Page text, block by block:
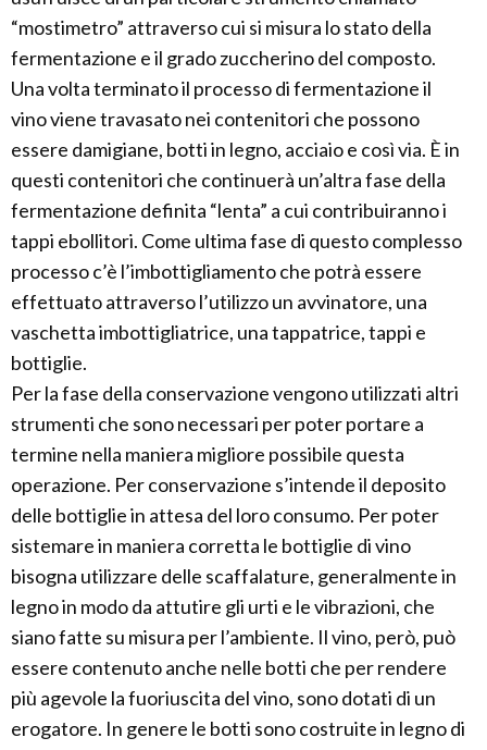
“mostimetro” attraverso cui si misura lo stato della
fermentazione e il grado zuccherino del composto.
Una volta terminato il processo di fermentazione il
vino viene travasato nei contenitori che possono
essere damigiane, botti in legno, acciaio e così via. È in
questi contenitori che continuerà un’altra fase della
fermentazione definita “lenta” a cui contribuiranno i
tappi ebollitori. Come ultima fase di questo complesso
processo c’è l’imbottigliamento che potrà essere
effettuato attraverso l’utilizzo un avvinatore, una
vaschetta imbottigliatrice, una tappatrice, tappi e
bottiglie.
Per la fase della conservazione vengono utilizzati altri
strumenti che sono necessari per poter portare a
termine nella maniera migliore possibile questa
operazione. Per conservazione s’intende il deposito
delle bottiglie in attesa del loro consumo. Per poter
sistemare in maniera corretta le bottiglie di vino
bisogna utilizzare delle scaffalature, generalmente in
legno in modo da attutire gli urti e le vibrazioni, che
siano fatte su misura per l’ambiente. Il vino, però, può
essere contenuto anche nelle botti che per rendere
più agevole la fuoriuscita del vino, sono dotati di un
erogatore. In genere le botti sono costruite in legno di